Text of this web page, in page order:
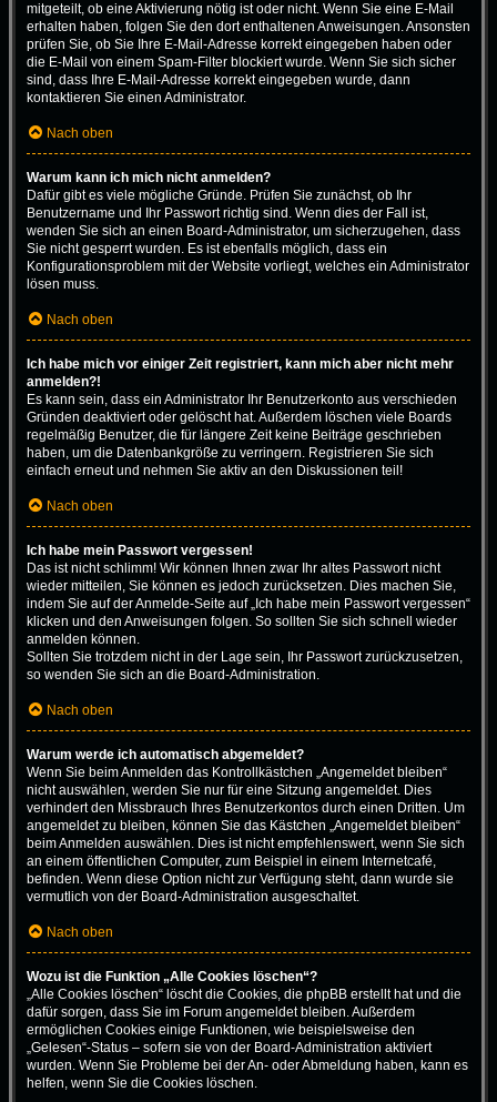
mitgeteilt, ob eine Aktivierung nötig ist oder nicht. Wenn Sie eine E-Mail
erhalten haben, folgen Sie den dort enthaltenen Anweisungen. Ansonsten
prüfen Sie, ob Sie Ihre E-Mail-Adresse korrekt eingegeben haben oder
die E-Mail von einem Spam-Filter blockiert wurde. Wenn Sie sich sicher
sind, dass Ihre E-Mail-Adresse korrekt eingegeben wurde, dann
kontaktieren Sie einen Administrator.
Nach oben
Warum kann ich mich nicht anmelden?
Dafür gibt es viele mögliche Gründe. Prüfen Sie zunächst, ob Ihr
Benutzername und Ihr Passwort richtig sind. Wenn dies der Fall ist,
wenden Sie sich an einen Board-Administrator, um sicherzugehen, dass
Sie nicht gesperrt wurden. Es ist ebenfalls möglich, dass ein
Konfigurationsproblem mit der Website vorliegt, welches ein Administrator
lösen muss.
Nach oben
Ich habe mich vor einiger Zeit registriert, kann mich aber nicht mehr
anmelden?!
Es kann sein, dass ein Administrator Ihr Benutzerkonto aus verschieden
Gründen deaktiviert oder gelöscht hat. Außerdem löschen viele Boards
regelmäßig Benutzer, die für längere Zeit keine Beiträge geschrieben
haben, um die Datenbankgröße zu verringern. Registrieren Sie sich
einfach erneut und nehmen Sie aktiv an den Diskussionen teil!
Nach oben
Ich habe mein Passwort vergessen!
Das ist nicht schlimm! Wir können Ihnen zwar Ihr altes Passwort nicht
wieder mitteilen, Sie können es jedoch zurücksetzen. Dies machen Sie,
indem Sie auf der Anmelde-Seite auf „Ich habe mein Passwort vergessen“
klicken und den Anweisungen folgen. So sollten Sie sich schnell wieder
anmelden können.
Sollten Sie trotzdem nicht in der Lage sein, Ihr Passwort zurückzusetzen,
so wenden Sie sich an die Board-Administration.
Nach oben
Warum werde ich automatisch abgemeldet?
Wenn Sie beim Anmelden das Kontrollkästchen „Angemeldet bleiben“
nicht auswählen, werden Sie nur für eine Sitzung angemeldet. Dies
verhindert den Missbrauch Ihres Benutzerkontos durch einen Dritten. Um
angemeldet zu bleiben, können Sie das Kästchen „Angemeldet bleiben“
beim Anmelden auswählen. Dies ist nicht empfehlenswert, wenn Sie sich
an einem öffentlichen Computer, zum Beispiel in einem Internetcafé,
befinden. Wenn diese Option nicht zur Verfügung steht, dann wurde sie
vermutlich von der Board-Administration ausgeschaltet.
Nach oben
Wozu ist die Funktion „Alle Cookies löschen“?
„Alle Cookies löschen“ löscht die Cookies, die phpBB erstellt hat und die
dafür sorgen, dass Sie im Forum angemeldet bleiben. Außerdem
ermöglichen Cookies einige Funktionen, wie beispielsweise den
„Gelesen“-Status – sofern sie von der Board-Administration aktiviert
wurden. Wenn Sie Probleme bei der An- oder Abmeldung haben, kann es
helfen, wenn Sie die Cookies löschen.